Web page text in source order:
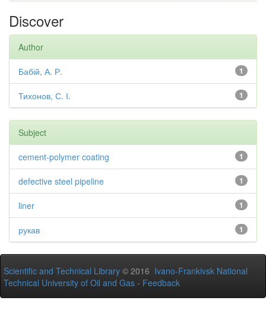
Discover
Author
1
Бабій, А. Р.
1
Тихонов, С. І.
Subject
1
cement-polymer coating
1
defective steel pipeline
1
liner
1
рукав
Scientific and Technical Library © 2016 Ivano-Frankivsk National
Technical University of Oil and Gas - Feedback